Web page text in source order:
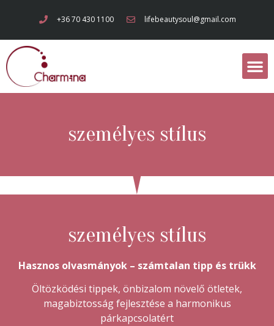
+36 70 430 1100 lifebeautysoul@gmail.com
személyes stílus
személyes stílus
Hasznos olvasmányok – számtalan tipp és trükk
Öltözködési tippek, önbizalom növelő ötletek,
magabiztosság fejlesztése a harmonikus
párkapcsolatért